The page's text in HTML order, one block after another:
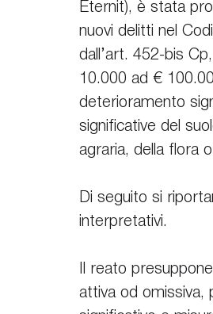
Eternit), è stata
nuovi delitti nel
dall’art. 452-bis
10.000 ad €
deterioramento
significative del
agraria, della flora
Di seguito si
interpretativi.
Il reato
attiva od omissiva,